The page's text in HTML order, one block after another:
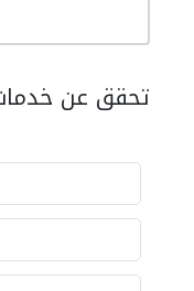
تحقق عن